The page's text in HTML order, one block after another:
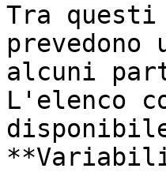
Tra questi
prevedono
alcuni
L'elenco